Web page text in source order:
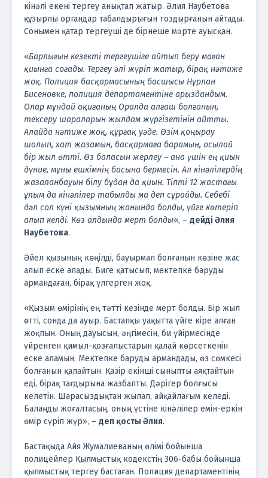
кінәлі екені тергеу анықтап жатыр. Әлия Наубетова
құзырлы органдар табалдырығын тоздырғанын айтады.
Сонымен қатар тергеуші де бірнеше мәрте ауысқан.
«Барлығын кезекті тергеушіге айтып беру маған
қиынға соғады. Тергеу әлі жүріп жатыр, бірақ нәтиже
жоқ. Полиция басқармасының басшысы Нұрлан
Бисеновке, полиция департаментіне арыздандым.
Олар мұндай оқиғаның Оралда алғаш болғанын,
тексеру шараларын жылдам жүргізетінін айтты.
Алайда нәтиже жоқ, құрғақ уәде. Өзім қоңырау
шалып, хат жазамын, басқармаға барамын, осылай
бір жыл өтті. Өз баласын жерлеу – ана үшін ең қиын
дүние, мұны ешкімнің басына бермесін. Ал кінәлілердің
жазаланбауын білу бұдан да қиын. Тіпті 12 жастағы
ұлым да кінәлілер табылды ма деп сұрайды. Себебі
дәл сол күні қызымның жанында болды, үйге көтеріп
алып келді. Көз алдында мерт болды«, – дейді Әлия
Наубетова.
Әйел қызының көңілді, бауырмал болғанын көзіне жас
алып еске алады. Биге қатысып, мектепке баруды
армандаған, бірақ үлгерген жоқ.
«Қызым өмірінің ең тәтті кезінде мерт болды. Бір жыл
өтті, сонда да ауыр. Бастапқы уақытта үйге кіре алған
жоқпын. Оның дауысын, әңгімесін, би үйірмесінде
үйренген қимыл-қозғалыстарын қалай көрсеткенін
еске аламын. Мектепке баруды армандады, өз сөмкесі
болғанын қалайтын. Қазір екінші сыныпты аяқтайтын
еді, бірақ тағдырына жазбапты. Дәрігер болғысы
келетін. Шарасыздықтан жылап, айқайлағым келеді.
Балаңды жоғалтасың, оның үстіне кінәлілер емін-еркін
өмір сүріп жүр», – деп қосты Әлия.
Бастақыда Айя Жумалиеваның өлімі бойынша
полицейлер Қылмыстық кодекстің 306-бабы бойынша
қылмыстық тергеу бастаған. Полиция департаментінің